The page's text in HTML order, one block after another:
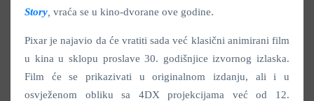
Story vraća se u kino-dvorane ove godine.
Pixar je najavio da će vratiti sada već klasični animirani film
u kina u sklopu proslave 30. godišnjice izvornog izlaska.
Film će se prikazivati u originalnom izdanju, ali i u
osvježenom obliku sa 4DX projekcijama već od 12.